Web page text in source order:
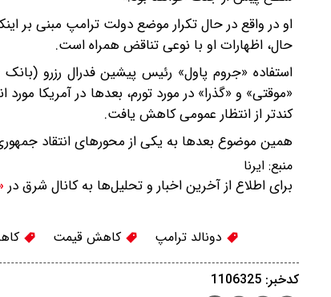
او در واقع در حال تکرار موضع دولت ترامپ مبنی بر
حال، اظهارات او با نوعی تناقض همراه است.
استفاده «جروم پاول» رئیس پیشین فدرال رزرو
«موقتی» و «گذرا» در مورد تورم، بعدها در آمریکا
کندتر از انتظار عمومی کاهش یافت.
همین موضوع بعدها به یکی از محورهای انتقاد
منبع: ایرنا
برای اطلاع از آخرین اخبار و تحلیل‌ها به کانال شرق در
دونالد ترامپ کاهش قیمت
کدخبر: 1106325